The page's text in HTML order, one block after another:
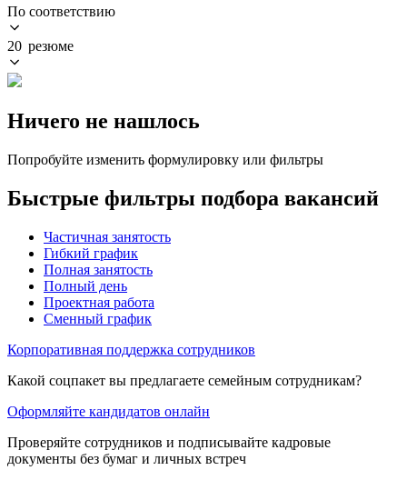
По соответствию
20 резюме
Ничего не нашлось
Попробуйте изменить формулировку или фильтры
Быстрые фильтры подбора вакансий
Частичная занятость
Гибкий график
Полная занятость
Полный день
Проектная работа
Сменный график
Корпоративная поддержка сотрудников
Какой соцпакет вы предлагаете семейным сотрудникам?
Оформляйте кандидатов онлайн
Проверяйте сотрудников и подписывайте кадровые
документы без бумаг и личных встреч